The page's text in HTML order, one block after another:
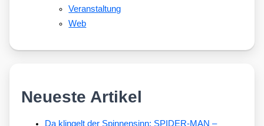
Veranstaltung
Web
Neueste Artikel
Da klingelt der Spinnensinn: SPIDER-MAN –